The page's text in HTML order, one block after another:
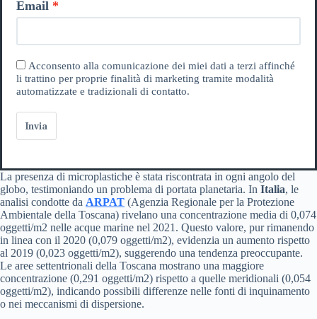
Email
Acconsento alla comunicazione dei miei dati a terzi affinché
li trattino per proprie finalità di marketing tramite modalità
automatizzate e tradizionali di contatto.
Invia
La presenza di microplastiche è stata riscontrata in ogni angolo del
globo, testimoniando un problema di portata planetaria. In Italia, le
analisi condotte da ARPAT (Agenzia Regionale per la Protezione
Ambientale della Toscana) rivelano una concentrazione media di 0,074
oggetti/m2 nelle acque marine nel 2021. Questo valore, pur rimanendo
in linea con il 2020 (0,079 oggetti/m2), evidenzia un aumento rispetto
al 2019 (0,023 oggetti/m2), suggerendo una tendenza preoccupante.
Le aree settentrionali della Toscana mostrano una maggiore
concentrazione (0,291 oggetti/m2) rispetto a quelle meridionali (0,054
oggetti/m2), indicando possibili differenze nelle fonti di inquinamento
o nei meccanismi di dispersione.